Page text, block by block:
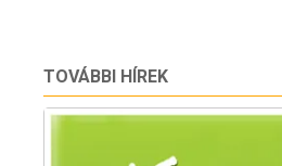
TOVÁBBI HÍREK